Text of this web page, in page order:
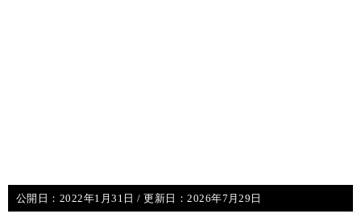
公開日： 2022年1月31日 / 更新日：2026年7月29日